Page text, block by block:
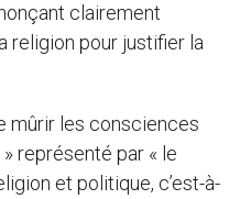
clairement
religion pour justifier la
mûrir les consciences
représenté par « le
et politique, c’est-à-